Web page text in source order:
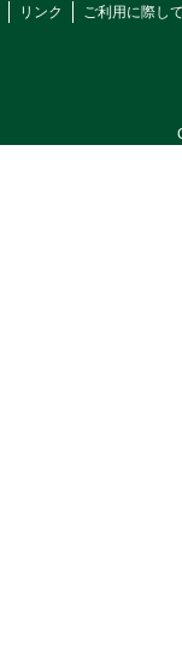
リンク ご利用に際し